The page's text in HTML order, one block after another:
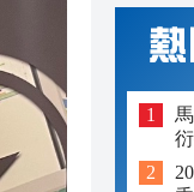
12:50
12:45